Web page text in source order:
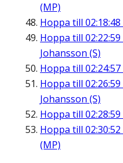
(MP)
Hoppa till 02:18:48
Hoppa till 02:22:59
Johansson (S)
Hoppa till 02:24:57
Hoppa till 02:26:59
Johansson (S)
Hoppa till 02:28:59
Hoppa till 02:30:52
(MP)